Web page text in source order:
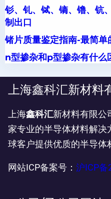
钐、钆、铽、镝、镥、钪
制出口
锗片质量鉴定指南-最简
n型掺杂和p型掺杂有什么
上海鑫科汇新材料
上海鑫科汇新材料有限公
家专业的半导体材料解决
球客户提供优质的半导体
网站ICP备案号： 沪ICP备